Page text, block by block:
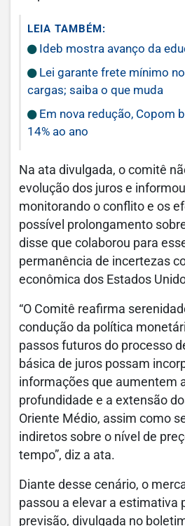
LEIA TAMBÉM:
Ideb mostra avanço da
Lei garante frete mínimo
cargas; saiba o que muda
Em nova redução, Copom
14% ao ano
Na ata divulgada, o comitê
evolução dos juros e
monitorando o conflito e os
possível prolongamento
disse que colaborou para
permanência de incertezas
econômica dos Estados
“O Comitê reafirma
condução da política
passos futuros do processo
básica de juros possam
informações que aumentem
profundidade e a extensão
Oriente Médio, assim como
indiretos sobre o nível de
tempo”, diz a ata.
Diante desse cenário, o
passou a elevar a estimativa
previsão, divulgada no